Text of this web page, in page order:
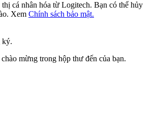
cá nhân hóa từ Logitech. Bạn có thể hủy
Xem Chính sách bảo mật.
ký.
mừng trong hộp thư đến của bạn.